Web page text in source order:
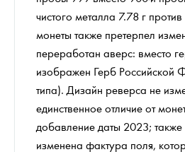
чистого металла 7.78 г
монеты также претерпел
переработан аверс: вместо
изображен Герб Российской
типа). Дизайн реверса не
единственное отличие от
добавление даты 2023; также
изменена фактура поля,